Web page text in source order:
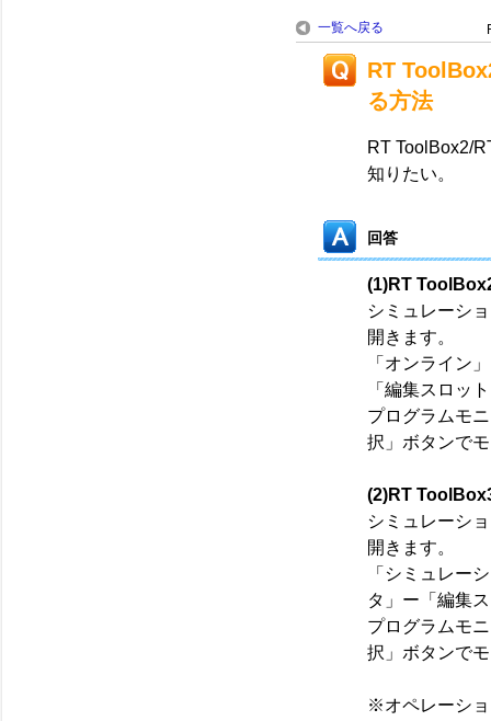
一覧へ戻る
RT
る方法
RT ToolBox2/
知りたい。
回答
(1)RT
シミュレーシ
開きます。
「オンライン
「編集スロッ
プログラムモ
択」ボタンで
(2)RT
シミュレーシ
開きます。
「シミュレー
タ」ー「編集
プログラムモ
択」ボタンで
※オペレーショ